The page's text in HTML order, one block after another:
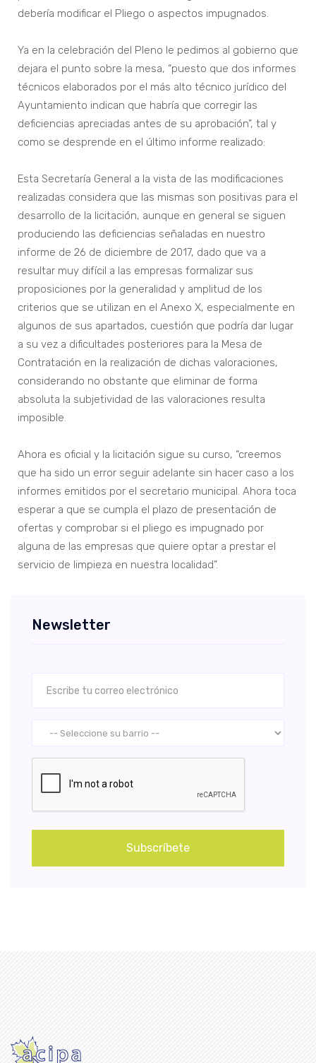
debería modificar el Pliego o aspectos impugnados.
Ya en la celebración del Pleno le pedimos al gobierno que
dejara el punto sobre la mesa, “puesto que dos informes
técnicos elaborados por el más alto técnico jurídico del
Ayuntamiento indican que habría que corregir las
deficiencias apreciadas antes de su aprobación”, tal y
como se desprende en el último informe realizado:
Esta Secretaría General a la vista de las modificaciones
realizadas considera que las mismas son positivas para el
desarrollo de la licitación, aunque en general se siguen
produciendo las deficiencias señaladas en nuestro
informe de 26 de diciembre de 2017, dado que va a
resultar muy difícil a las empresas formalizar sus
proposiciones por la generalidad y amplitud de los
criterios que se utilizan en el Anexo X, especialmente en
algunos de sus apartados, cuestión que podría dar lugar
a su vez a dificultades posteriores para la Mesa de
Contratación en la realización de dichas valoraciones,
considerando no obstante que eliminar de forma
absoluta la subjetividad de las valoraciones resulta
imposible.
Ahora es oficial y la licitación sigue su curso, “creemos
que ha sido un error seguir adelante sin hacer caso a los
informes emitidos por el secretario municipal. Ahora toca
esperar a que se cumpla el plazo de presentación de
ofertas y comprobar si el pliego es impugnado por
alguna de las empresas que quiere optar a prestar el
servicio de limpieza en nuestra localidad”.
Newsletter
Subscríbete